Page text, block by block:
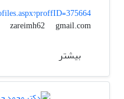
zareimh62
gmail.com
بیشتر